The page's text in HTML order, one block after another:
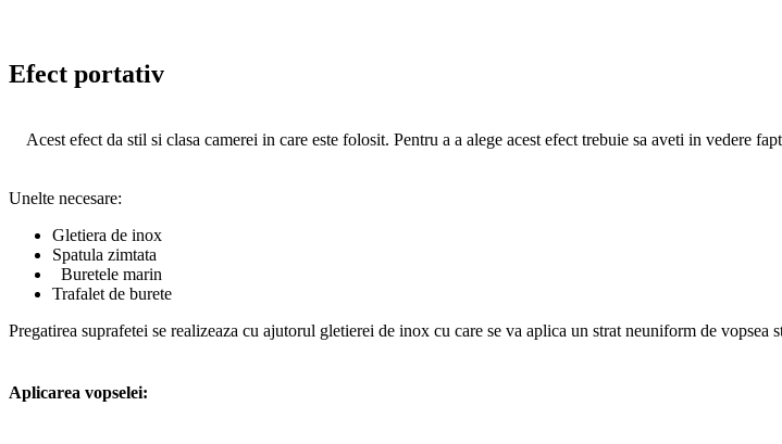
Efect portativ
Acest efect da stil si clasa camerei in care este folosit. Pentru a a alege acest efect trebuie sa aveti in vedere
Unelte necesare:
Gletiera de inox
Spatula zimtata
Buretele marin
Trafalet de burete
Pregatirea suprafetei se realizeaza cu ajutorul gletierei de inox cu care se va aplica un strat neuniform de vopsea
Aplicarea vopselei: